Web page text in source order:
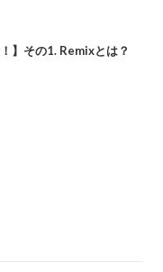
】その1. Remixとは？